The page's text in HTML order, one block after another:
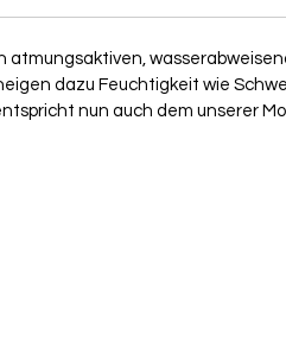
dazu Feuchtigkeit wie
nun auch dem unserer